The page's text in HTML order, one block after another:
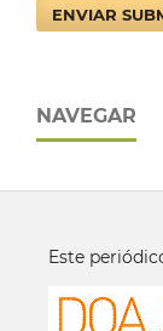
ENVIAR
NAVEGAR
Este